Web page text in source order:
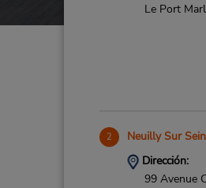
Le Port
2 Neuilly Sur
Dirección:
99 Avenue